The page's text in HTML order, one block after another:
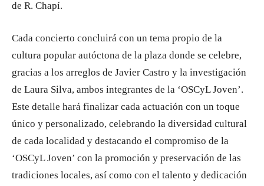
de R. Chapí.
Cada concierto concluirá con un tema propio de la
cultura popular autóctona de la plaza donde se celebre,
gracias a los arreglos de Javier Castro y la investigación
de Laura Silva, ambos integrantes de la ‘OSCyL Joven’.
Este detalle hará finalizar cada actuación con un toque
único y personalizado, celebrando la diversidad cultural
de cada localidad y destacando el compromiso de la
‘OSCyL Joven’ con la promoción y preservación de las
tradiciones locales, así como con el talento y dedicación